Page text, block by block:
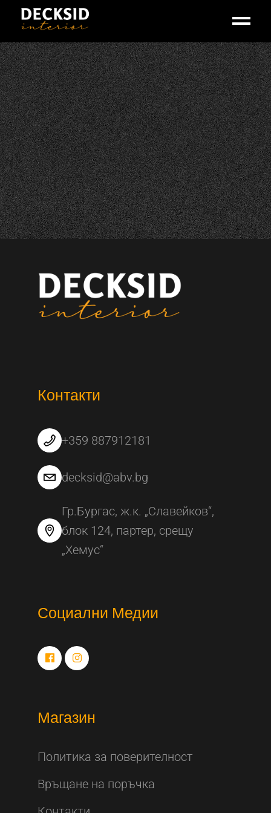
Контакти
+359 887912181
decksid@abv.bg
Гр.Бургас, ж.к. „Славейков“,
блок 124, партер, срещу
„Хемус“
Социални Медии
Магазин
Политика за поверителност
Връщане на поръчка